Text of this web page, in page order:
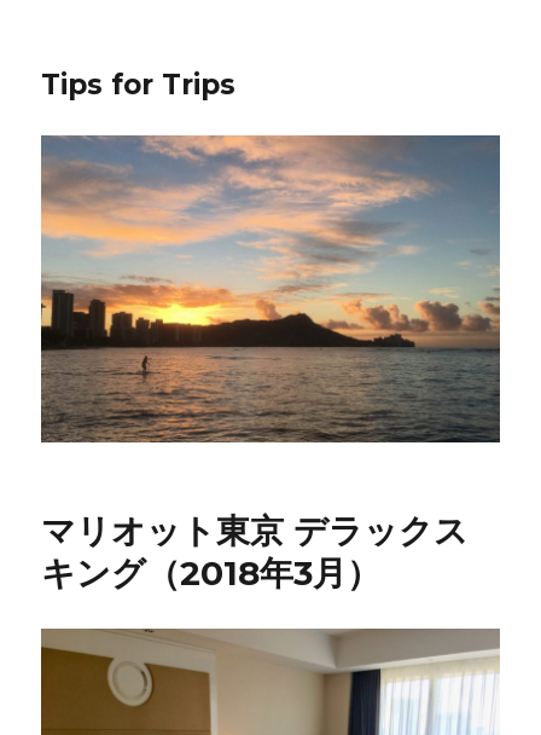
Tips for Trips
マリオット東京 デラックス
キング（2018年3月）